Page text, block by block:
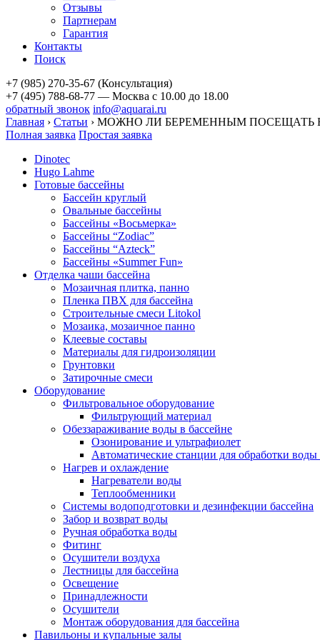
Отзывы
Партнерам
Гарантия
Контакты
Поиск
+7 (985) 270-35-67 (Консультация)
+7 (495) 788-68-77 — Москва с 10.00 до 18.00
обратный звонок info@aquarai.ru
Главная › Статьи › МОЖНО ЛИ БЕРЕМЕННЫМ ПОСЕЩАТЬ
Полная заявка Простая заявка
Dinotec
Hugo Lahme
Готовые бассейны
Бассейн круглый
Овальные бассейны
Бассейны «Восьмерка»
Бассейны “Zodiac”
Бассейны “Azteck”
Бассейны «Summer Fun»
Отделка чаши бассейна
Мозаичная плитка, панно
Пленка ПВХ для бассейна
Строительные смеси Litokol
Мозаика, мозаичное панно
Клеевые составы
Материалы для гидроизоляции
Грунтовки
Затирочные смеси
Оборудование
Фильтровальное оборудование
Фильтрующий материал
Обеззараживание воды в бассейне
Озонирование и ультрафиолет
Автоматические станции для обработки воды
Нагрев и охлаждение
Нагреватели воды
Теплообменники
Системы водоподготовки и дезинфекции бассейна
Забор и возврат воды
Ручная обработка воды
Фитинг
Осушители воздуха
Лестницы для бассейна
Освещение
Принадлежности
Осушители
Монтаж оборудования для бассейна
Павильоны и купальные залы